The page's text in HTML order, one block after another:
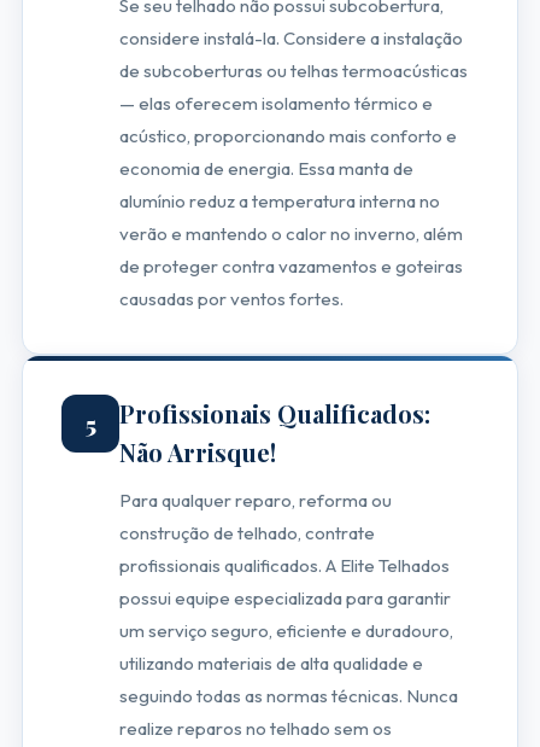
Se seu telhado não possui subcobertura,
considere instalá-la. Considere a instalação
de subcoberturas ou telhas termoacústicas
— elas oferecem isolamento térmico e
acústico, proporcionando mais conforto e
economia de energia. Essa manta de
alumínio reduz a temperatura interna no
verão e mantendo o calor no inverno, além
de proteger contra vazamentos e goteiras
causadas por ventos fortes.
5
Profissionais Qualificados:
Não Arrisque!
Para qualquer reparo, reforma ou
construção de telhado, contrate
profissionais qualificados. A Elite Telhados
possui equipe especializada para garantir
um serviço seguro, eficiente e duradouro,
utilizando materiais de alta qualidade e
seguindo todas as normas técnicas. Nunca
realize reparos no telhado sem os